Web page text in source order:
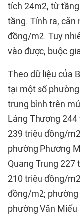
tích 24m2, từ
tầng. Tính ra, căn
đồng/m2. Tuy
vào được, buộc
Theo dữ liệu của
tại một số
trung bình trên
Láng Thượng
239 triệu đồng/
phường Phương
Quang Trung
210 triệu đồng/
đồng/m2;
phường Văn